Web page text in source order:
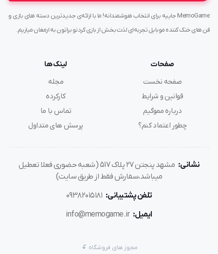
MemoGame جاییه برای انتخاب هوشمندانه! ما با ارائه‌ی جدیدترین دسته های بازی و
فن های خنک کننده موبایل تجربه‌ای لذت بخش از بازی کردنو براتون به ارمغان میاریم .
صفحات
صفحه نخست
قوانین و شرایط
درباره مموگیم
چطور اعتماد کنم؟
لینک ها
مجله
کارکرده
تماس با ما
پرسش های متداول
نشانی:
مشهد پنجتن ۲۷ پلاک ۵۱۷ (شعبه حضوری فعلا تعطیل
میباشد،سفارش فقط از طریق سایت)
تلفن پشتیبانی: ۰۹۳۸۲۰۱۵۱۸۱
ایمیل: info@memogame.ir
مجوز های فروشگاه